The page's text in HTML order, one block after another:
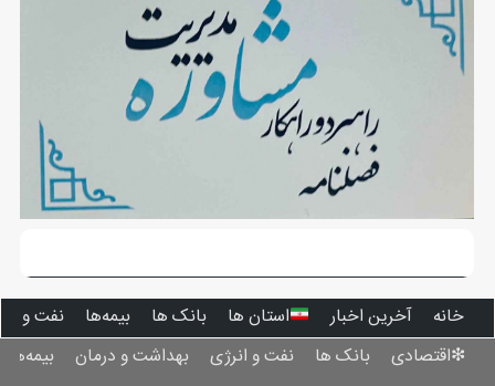
خانه آخرین اخبار استان ‌ها بانک ها بیمه‌ها
نفت و
❇اقتصادی
بانک ها نفت و انرژی بهداشت و درمان بیمه‌ها